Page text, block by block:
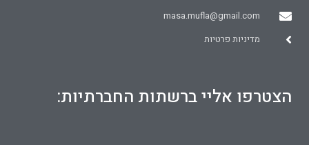
masa.mufla@gmail.com
מדיניות פרטיות
הצטרפו אליי ברשתות החברתיות: